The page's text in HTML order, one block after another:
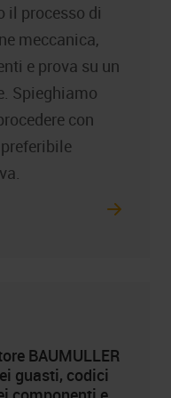
il processo di
meccanica,
e prova su un
Spieghiamo
con
BAUMULLER
guasti, codici